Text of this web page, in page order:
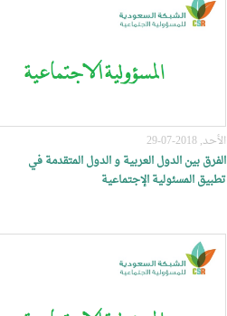
الأحد, 2018-07-29
الفرق بين الدول العربية و الدول المتقدمة في
تطبيق المسئولية الإجتماعية